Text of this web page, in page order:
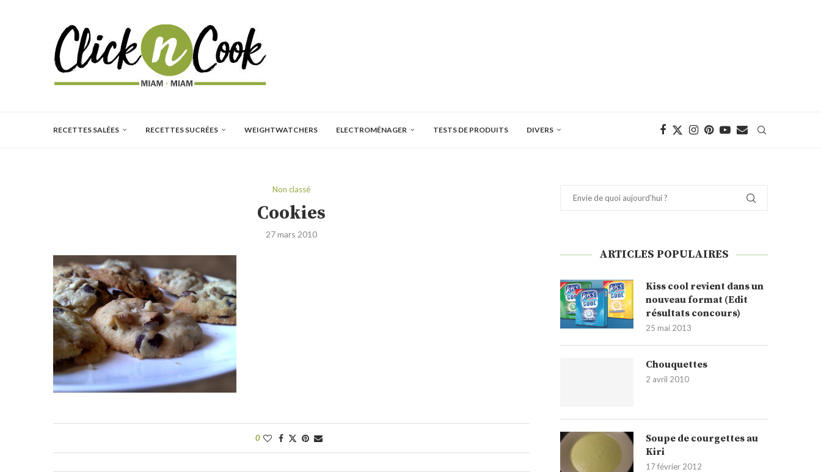
RECETTES SALÉES RECETTES SUCRÉES WEIGHTWATCHERS ELECTROMÉNAGER TESTS DE PRODUITS DIVERS
Non classé
Cookies
27 mars 2010
0
ARTICLES POPULAIRES
Kiss cool revient dans un
nouveau format (Edit
résultats concours)
25 mai 2013
Chouquettes
2 avril 2010
Soupe de courgettes au
Kiri
17 février 2012